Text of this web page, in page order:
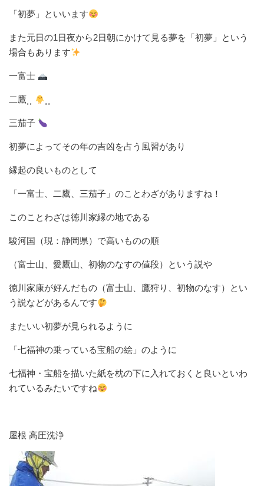
「初夢」といいます
また元日の1日夜から2日朝にかけて見る夢を「初夢」という
場合もあります
一富士
二鷹⸒⸒
三茄子
初夢によってその年の吉凶を占う風習があり
縁起の良いものとして
「一富士、二鷹、三茄子」のことわざがありますね！
このことわざは徳川家縁の地である
駿河国（現：静岡県）で高いものの順
（富士山、愛鷹山、初物のなすの値段）という説や
徳川家康が好んだもの（富士山、鷹狩り、初物のなす）とい
う説などがあるんです
またいい初夢が見られるように
「七福神の乗っている宝船の絵」のように
七福神・宝船を描いた紙を枕の下に入れておくと良いといわ
れているみたいですね
屋根 高圧洗浄